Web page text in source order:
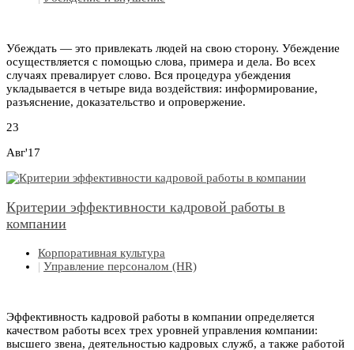
Убеждать — это привлекать людей на свою сторону. Убеждение
осуществляется с помощью слова, примера и дела. Во всех
случаях превалирует слово. Вся процедура убеждения
укладывается в четыре вида воздействия: информирование,
разъяснение, доказательство и опровержение.
23
Авг'17
Критерии эффективности кадровой работы в
компании
Корпоративная культура
| Управление персоналом (HR)
Эффективность кадровой работы в компании определяется
качеством работы всех трех уровней управления компании:
высшего звена, деятельностью кадровых служб, а также работой